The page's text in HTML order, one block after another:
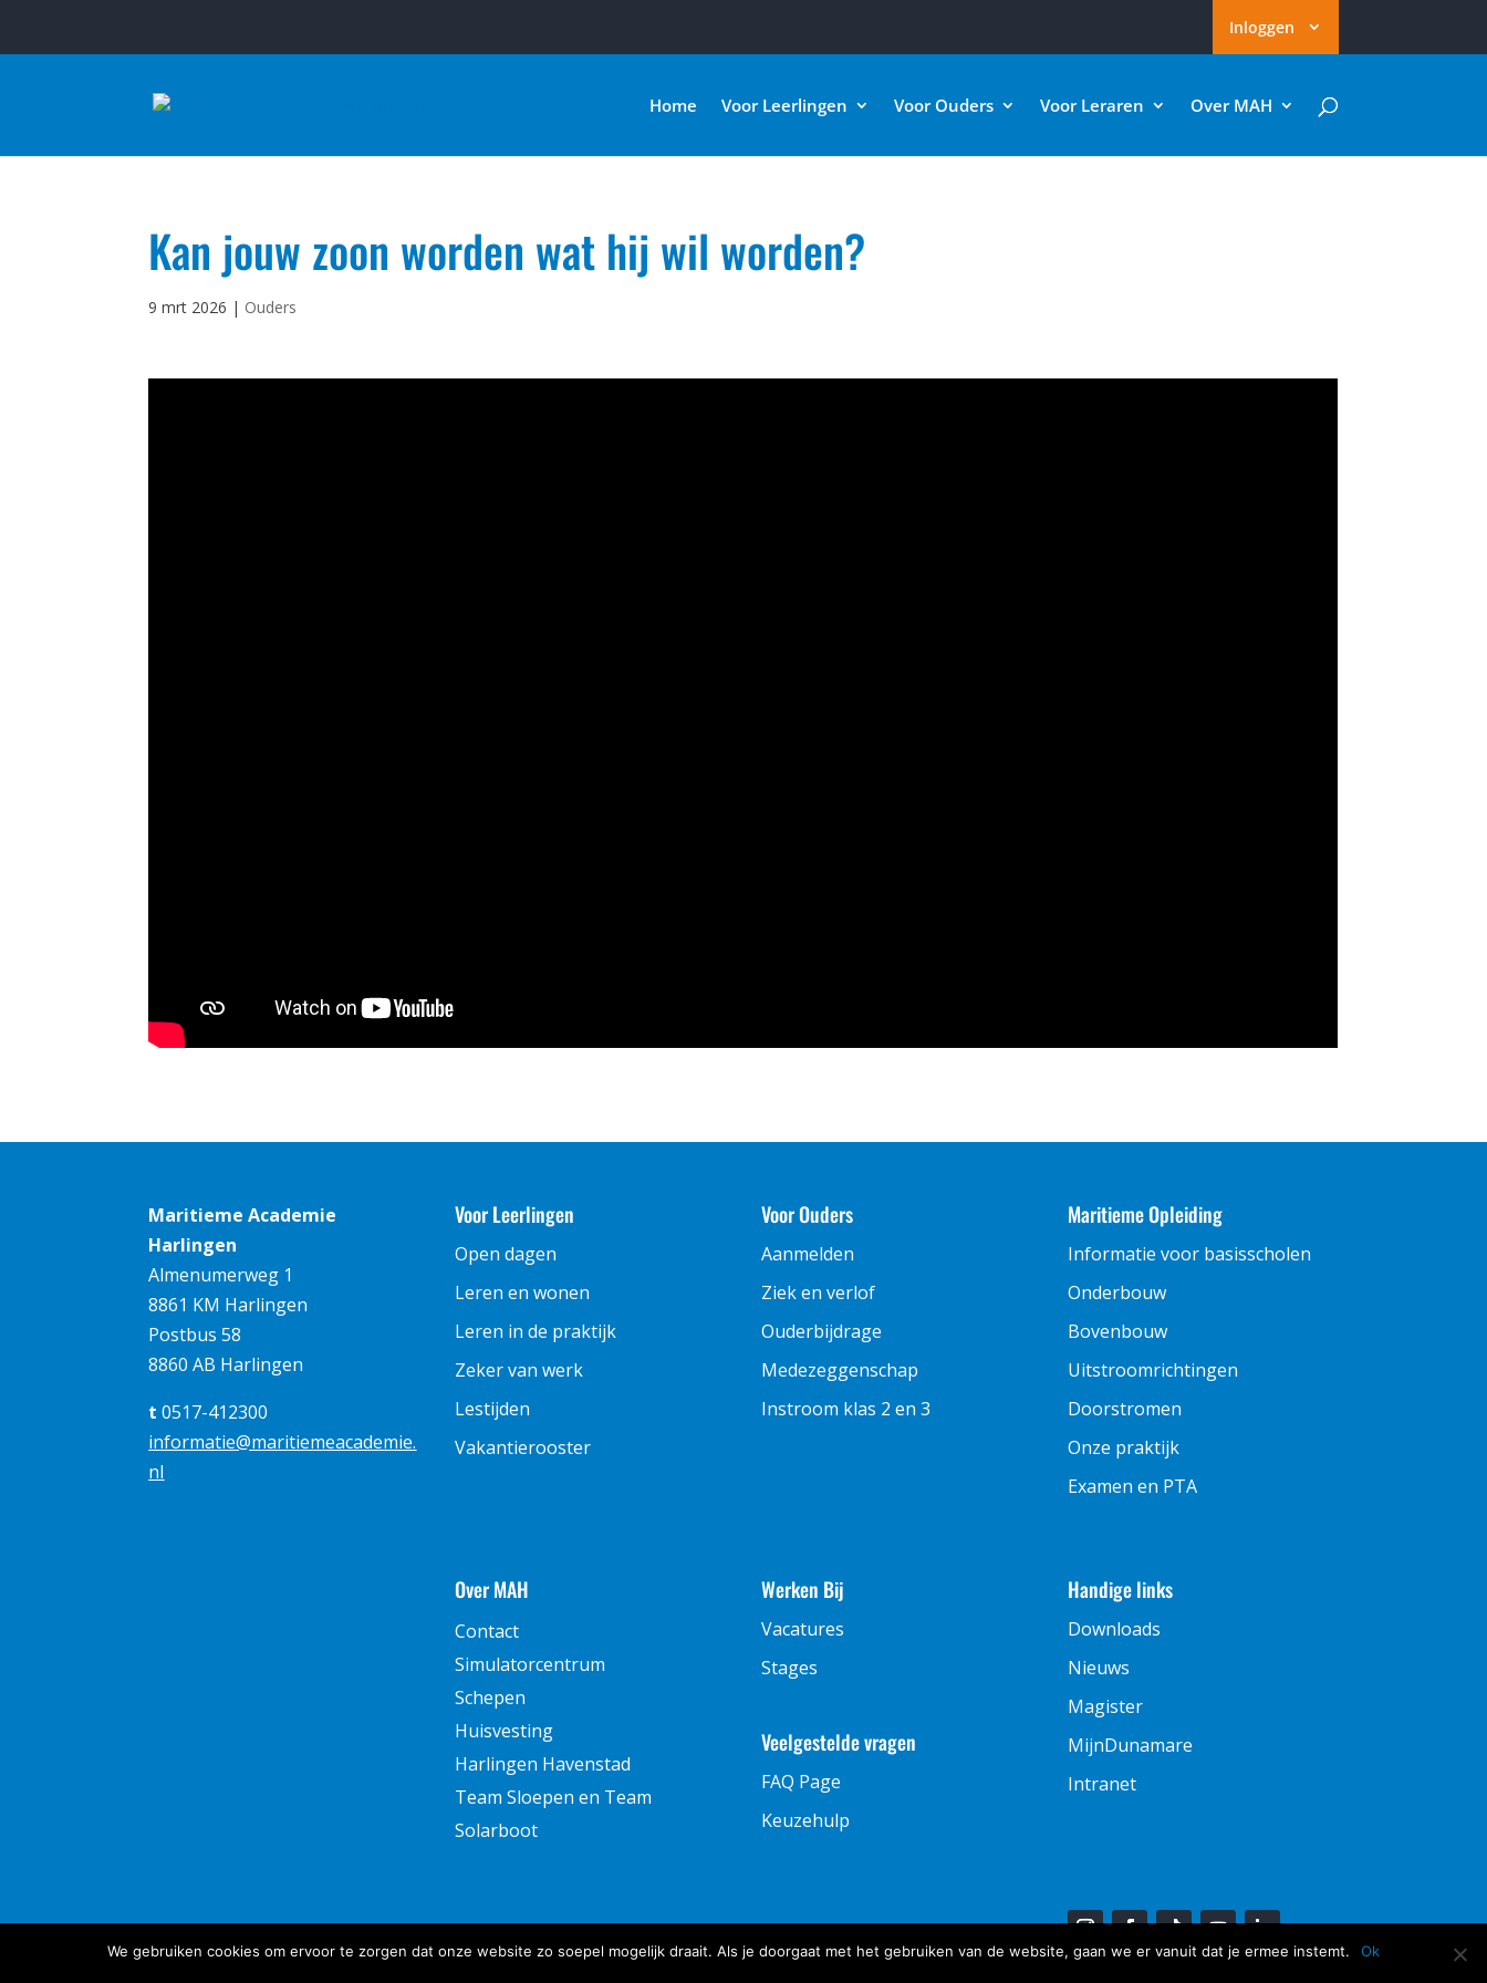
Inloggen
Home Voor Leerlingen Voor Ouders Voor Leraren Over MAH
Kan jouw zoon worden wat hij wil worden?
9 mrt 2026 | Ouders
Maritieme Academie
Harlingen
Almenumerweg 1
8861 KM Harlingen
Postbus 58
8860 AB Harlingen
t 0517-412300
informatie@maritiemeacademie.
nl
Voor Leerlingen
Open dagen
Leren en wonen
Leren in de praktijk
Zeker van werk
Lestijden
Vakantierooster
Voor Ouders
Aanmelden
Ziek en verlof
Ouderbijdrage
Medezeggenschap
Instroom klas 2 en 3
Maritieme Opleiding
Informatie voor basisscholen
Onderbouw
Bovenbouw
Uitstroomrichtingen
Doorstromen
Onze praktijk
Examen en PTA
Over MAH
Contact
Simulatorcentrum
Schepen
Huisvesting
Harlingen Havenstad
Team Sloepen en Team
Solarboot
Werken Bij
Vacatures
Stages
Veelgestelde vragen
FAQ Page
Keuzehulp
Handige links
Downloads
Nieuws
Magister
MijnDunamare
Intranet
We gebruiken cookies om ervoor te zorgen dat onze website zo soepel mogelijk draait. Als je doorgaat met het gebruiken van de website, gaan we er vanuit dat je ermee instemt. Ok